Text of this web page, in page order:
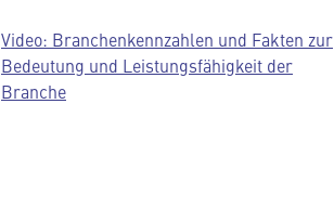
Video: Branchenkennzahlen und Fakten zur
Bedeutung und Leistungsfähigkeit der
Branche